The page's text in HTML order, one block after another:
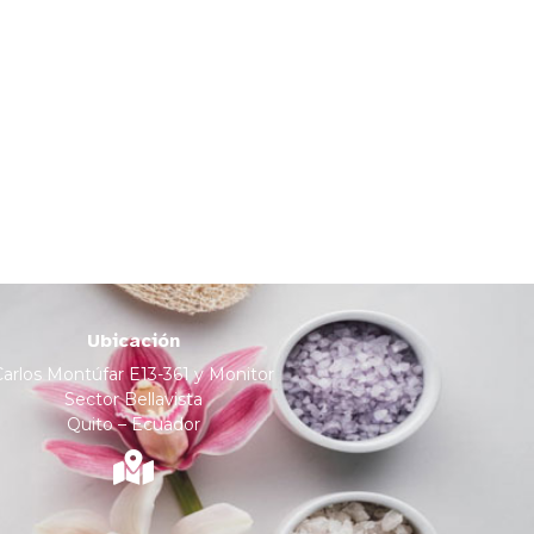
Ubicación
Montúfar E13-361 y Monitor
Sector Bellavista
Quito – Ecuador